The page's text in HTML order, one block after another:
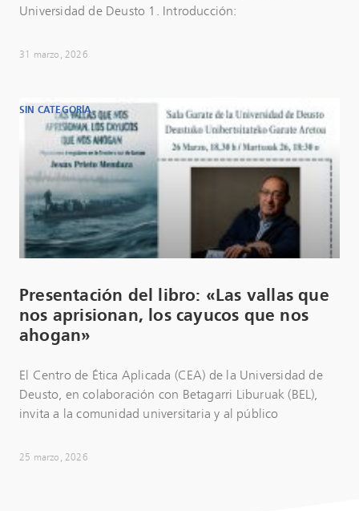
Universidad de Deusto 1. Introducción:
31 marzo, 2026
SIN CATEGORÍA
Presentación del libro: «Las vallas que
nos aprisionan, los cayucos que nos
ahogan»
El Centro de Ética Aplicada (CEA) de la Universidad de
Deusto, en colaboración con Betagarri Liburuak (BEL),
invita a la comunidad universitaria y al público
25 marzo, 2026